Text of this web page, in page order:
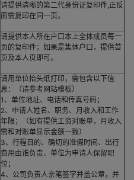
请提供清晰的第二代身份证复印件,正反
面需复印在同一页。
请提供本人所在户口本上全体成员每一
页的复印件；如果是集体户口，提供首
页及本人页即可。
请用单位抬头纸打印，需包含以下信
息：（请参考网站模板）
1、单位地址、电话和传真号码；
2、申请人姓名、职务、月收入和工作
年限；（如有提供工资对账单，月收入
需和对账单显示金额一致）
3、行程目的、确切的准假时间、出行
费用由谁负责、单位为申请人保留职
位；
4、公司负责人亲笔签字并盖公章，并